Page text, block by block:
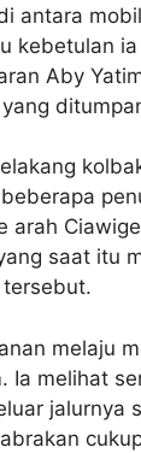
antara
kebetulan
Aby
arah
saat itu
melaju
Ia melihat
jalurnya